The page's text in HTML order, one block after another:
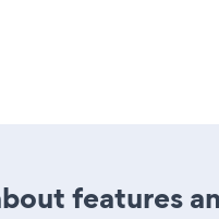
features